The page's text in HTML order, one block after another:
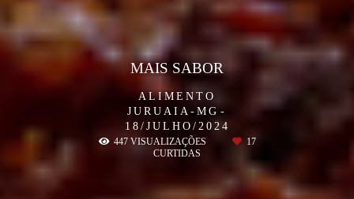
ALIMENTO
JURUAIA-MG
18/JULHO/2024
MAIS SABOR
447VISUALIZAÇÕES
17
CURTIDAS